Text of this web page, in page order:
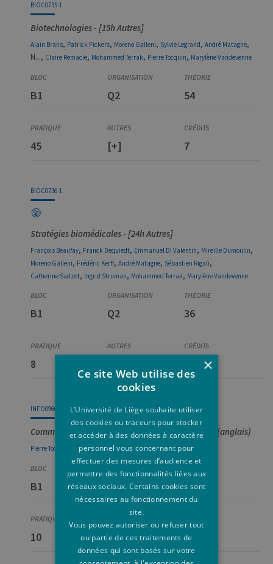
BIOC0735-1
Biotechnologies - [15h Autres]
Alain Brans, Patrick Fickers, Moreno Galleni, Sylvie Legrand, André Matagne,
N..., Claire Remacle, Mohammed Terrak, PierreTocquin, MarylèneVandevenne
B1 Q2 54
45 [+] 7
BIOC0736-1
Stratégies biomédicales - [24h Autres]
François Beaufay, Franck Dequiedt, Emmanuel Di Valentin, Mireille Dumoulin,
Moreno Galleni, Frédéric Kerff, André Matagne, Sébastien Rigali,
Catherine Sadzot, Ingrid Struman, Mohammed Terrak, MarylèneVandevenne
B1 Q2 36
8
INFO0960-1
Command-line interfaces and tools for biologists (anglais)
PierreTocquin
B1 Q2 10
10 - 2
×
Ce site Web utilise des
cookies
L’Université de Liège souhaite utiliser
des cookies ou traceurs pour stocker
et accéder à des données à caractère
personnel vous concernant pour
effectuer des mesures d’audience et
permettre des fonctionnalités liées aux
réseaux sociaux. Certains cookies sont
nécessaires au fonctionnement du
site.
Vous pouvez autoriser ou refuser tout
ou partie de ces traitements de
données qui sont basés sur votre